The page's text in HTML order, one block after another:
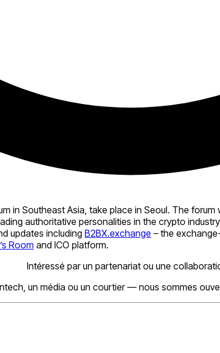
in Southeast Asia, take place in Seoul. The
authoritative personalities in the crypto
updates including B2BX.exchange – the
Room and ICO platform.
Intéressé par un partenariat ou une
un média ou un courtier — nous sommes